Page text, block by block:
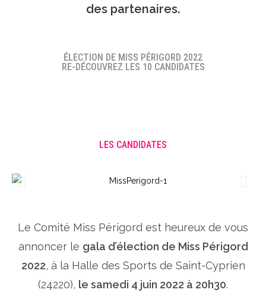
des partenaires.
ÉLECTION DE MISS PÉRIGORD 2022
RE-DÉCOUVREZ LES 10 CANDIDATES
LES CANDIDATES
Le Comité Miss Périgord est heureux de vous
annoncer le gala d’élection de Miss Périgord
2022, à la Halle des Sports de Saint-Cyprien
(24220), le samedi 4 juin 2022 à 20h30.